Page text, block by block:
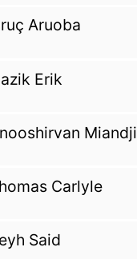
Aruoba
Erik
Miandji
Carlyle
Said